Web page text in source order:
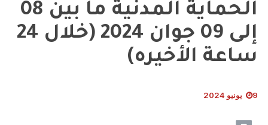
الحماية المدنية ما بين 08
إلى 09 جوان 2024 (خلال 24
ساعة الأخيره)
9 يونيو 2024